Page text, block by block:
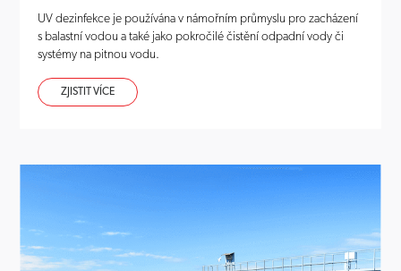
UV dezinfekce je používána v námořním průmyslu pro zacházení
s balastní vodou a také jako pokročilé čistění odpadní vody či
systémy na pitnou vodu.
ZJISTIT VÍCE